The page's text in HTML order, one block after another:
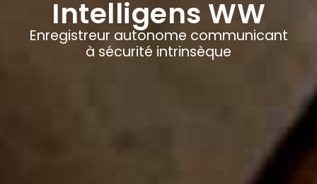
Intelligens WW
Enregistreur autonome communicant
à sécurité intrinsèque